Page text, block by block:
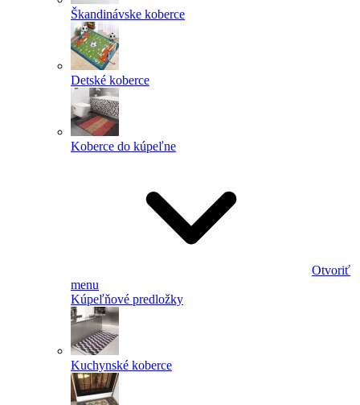
Škandinávske koberce
Detské koberce
Koberce do kúpeľne
Otvoriť
menu
Kúpeľňové predložky
Kuchynské koberce